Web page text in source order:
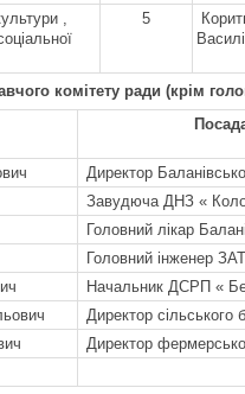
,
5
комітету ради (крім
Директор
Завудюча ДНЗ «
Головний лікар
Головний інженер
Начальник ДСРП «
Директор сільського
Директор